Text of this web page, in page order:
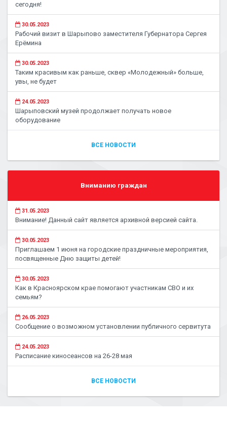
сегодня!
30.05.2023
Рабочий визит в Шарыпово заместителя Губернатора Сергея
Ерёмина
30.05.2023
Таким красивым как раньше, сквер «Молодежный» больше,
увы, не будет
24.05.2023
Шарыповский музей продолжает получать новое
оборудование
ВСЕ НОВОСТИ
Вниманию граждан
31.05.2023
Внимание! Данный сайт является архивной версией сайта.
30.05.2023
Приглашаем 1 июня на городские праздничные мероприятия,
посвященные Дню защиты детей!
30.05.2023
Как в Красноярском крае помогают участникам СВО и их
семьям?
26.05.2023
Сообщение о возможном установлении публичного сервитута
24.05.2023
Расписание киносеансов на 26-28 мая
ВСЕ НОВОСТИ